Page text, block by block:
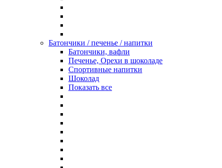
Батончики / печенье / напитки
Батончики, вафли
Печенье, Орехи в шоколаде
Спортивные напитки
Шоколад
Показать все